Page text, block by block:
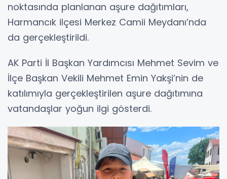
noktasında planlanan aşure dağıtımları,
Harmancık ilçesi Merkez Camii Meydanı’nda
da gerçekleştirildi.
AK Parti İl Başkan Yardımcısı Mehmet Sevim ve
İlçe Başkan Vekili Mehmet Emin Yakşi’nin de
katılımıyla gerçekleştirilen aşure dağıtımına
vatandaşlar yoğun ilgi gösterdi.